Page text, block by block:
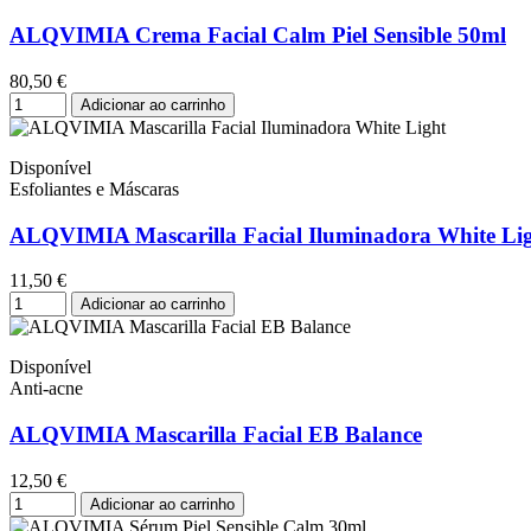
ALQVIMIA Crema Facial Calm Piel Sensible 50ml
80,50 €
Adicionar ao carrinho
Disponível
Esfoliantes e Máscaras
ALQVIMIA Mascarilla Facial Iluminadora White
11,50 €
Adicionar ao carrinho
Disponível
Anti-acne
ALQVIMIA Mascarilla Facial EB Balance
12,50 €
Adicionar ao carrinho